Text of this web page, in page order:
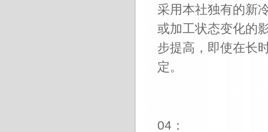
采用本社独有的新
或加工状态变化的
步提高，即使在长
定。
04 ：